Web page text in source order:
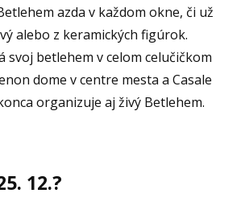
azda v každom okne, či už
alebo z keramických figúrok.
svoj betlehem v celom celučičkom
dome v centre mesta a Casale
organizuje aj živý Betlehem.
12.?